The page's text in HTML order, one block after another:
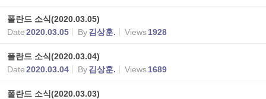
폴란드 소식(2020.03.05)
Date2020.03.05 By김상훈. Views1928
폴란드 소식(2020.03.04)
Date2020.03.04 By김상훈. Views1689
폴란드 소식(2020.03.03)